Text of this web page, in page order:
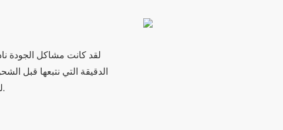
لقد كانت مشاكل الجودة
الدقيقة التي نتبعها قبل
للمبلغ أو استبدالاً للمنتج، وسنتكفل بالخسائر المترتبة على ذلك.